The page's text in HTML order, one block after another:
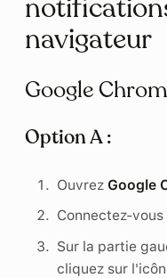
navigateur
Google
Option A :
Ouvrez Google
Connectez-vous
Sur la partie
cliquez sur